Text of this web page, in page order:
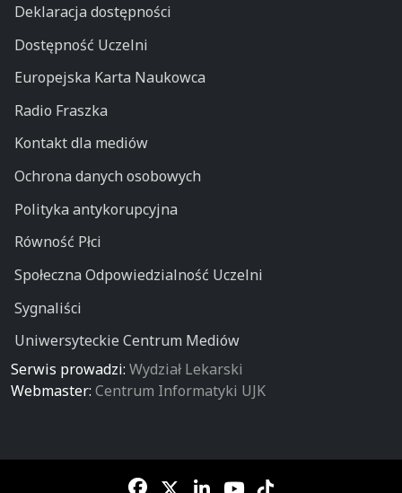
Deklaracja dostępności
Dostępność Uczelni
Europejska Karta Naukowca
Radio Fraszka
Kontakt dla mediów
Ochrona danych osobowych
Polityka antykorupcyjna
Równość Płci
Społeczna Odpowiedzialność Uczelni
Sygnaliści
Uniwersyteckie Centrum Mediów
Serwis prowadzi: Wydział Lekarski
Webmaster: Centrum Informatyki UJK